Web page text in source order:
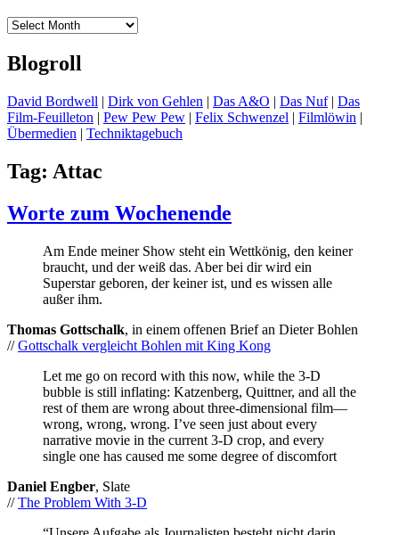
Archiv
Blogroll
David Bordwell | Dirk von Gehlen | Das A&O | Das Nuf| Das
Film-Feuilleton | Pew Pew Pew | Felix Schwenzel | Filmlöwin |
Übermedien | Techniktagebuch
Tag: Attac
Worte zum Wochenende
Am Ende meiner Show steht ein Wettkönig, den keiner
braucht, und der weiß das. Aber bei dir wird ein
Superstar geboren, der keiner ist, und es wissen alle
außer ihm.
Thomas Gottschalk, in einem offenen Brief an Dieter Bohlen
//Gottschalk vergleicht Bohlen mit King Kong
Let me go on record with this now, while the 3-D
bubble is still inflating: Katzenberg, Quittner, and all the
rest of them are wrong about three-dimensional film—
wrong, wrong, wrong. I’ve seen just about every
narrative movie in the current 3-D crop, and every
single one has caused me some degree of discomfort
Daniel Engber, Slate
//The Problem With 3-D